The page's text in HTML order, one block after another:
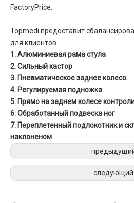
FactoryPrice.
Topmedi предоставит
для клиентов.
1. Алюминиевая рама стула
2. Сильный кастор
3. Пневматическое заднее колесо.
4. Регулируемая подножка
5. Прямо на заднем колесе
6. Обработанный подвеска ног
7. Переплетенный подлокотник и
наклоненом
следующий: